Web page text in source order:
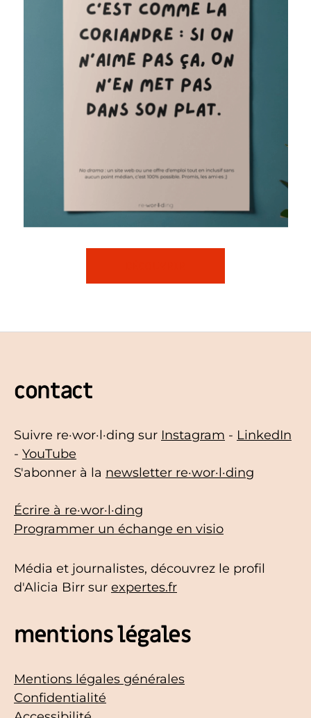
contact
Suivre re·wor·l·ding sur Instagram - LinkedIn
- YouTube
S'abonner à la newsletter re·wor·l·ding
Écrire à re·wor·l·ding
Programmer un échange en visio
Média et journalistes, découvrez le profil
d'Alicia Birr sur expertes.fr
mentions légales
Mentions légales générales
Confidentialité